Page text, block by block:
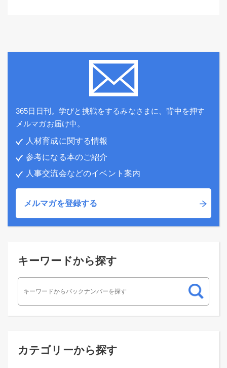
365日日刊。学びと挑戦をするみなさまに、背中を押す
メルマガお届け中。
人材育成に関する情報
参考になる本のご紹介
人事交流会などのイベント案内
メルマガを登録する
キーワードから探す
カテゴリーから探す